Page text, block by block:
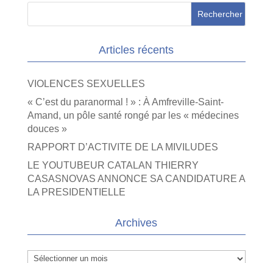
Articles récents
VIOLENCES SEXUELLES
« C’est du paranormal ! » : À Amfreville-Saint-
Amand, un pôle santé rongé par les « médecines
douces »
RAPPORT D’ACTIVITE DE LA MIVILUDES
LE YOUTUBEUR CATALAN THIERRY
CASASNOVAS ANNONCE SA CANDIDATURE A
LA PRESIDENTIELLE
Archives
Archives